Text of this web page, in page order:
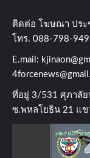
ติดต่อ​ โฆษณา​ ประ
โทร​. 088-798-
E.mail:
ที่อยู่​ 3/531​ ศุภาลัย
ซ.พหลโยธิน​ 21​ แข